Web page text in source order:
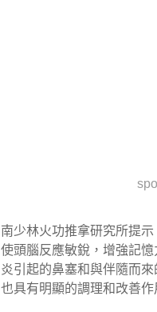
南少林火功推拿研究所提
使頭腦反應敏銳，增強記
炎引起的鼻塞和與伴隨而
也具有明顯的調理和改善作